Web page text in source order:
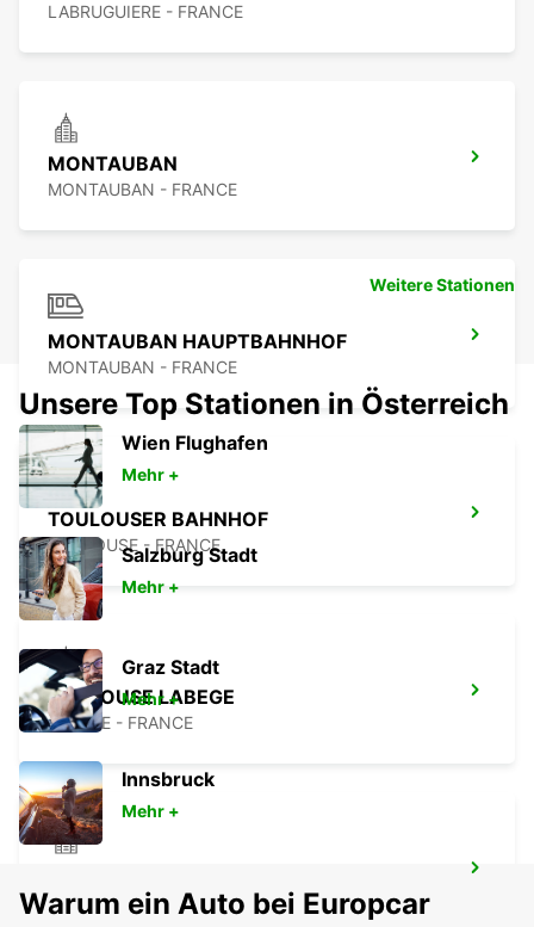
LABRUGUIERE - FRANCE
MONTAUBAN
MONTAUBAN - FRANCE
MONTAUBAN HAUPTBAHNHOF
MONTAUBAN - FRANCE
TOULOUSER BAHNHOF
TOULOUSE - FRANCE
TOULOUSE LABEGE
LABEGE - FRANCE
BLAGNAC - FRANCE
Weitere Stationen
Unsere Top Stationen in Österreich
Wien Flughafen
Mehr +
Salzburg Stadt
Mehr +
Graz Stadt
Mehr +
Innsbruck
Mehr +
Warum ein Auto bei Europcar